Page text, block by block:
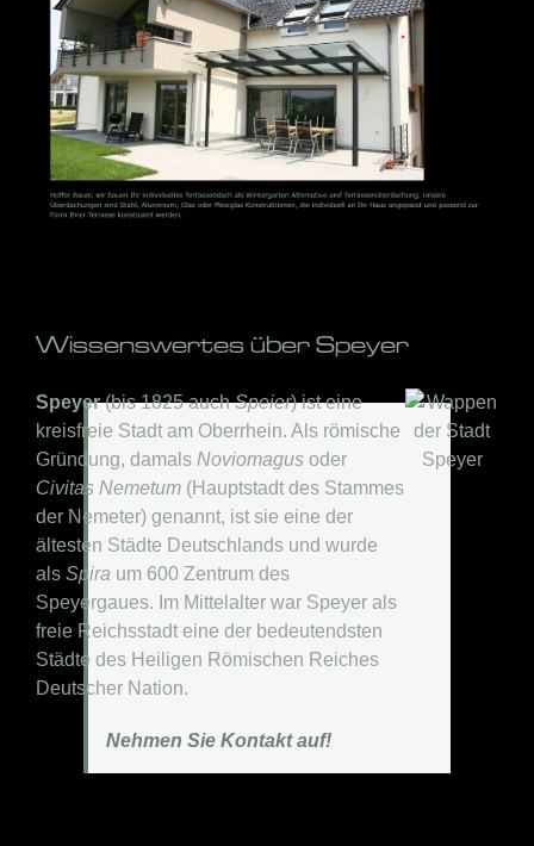
Wissenswertes über Speyer
Speyer(bis 1825 auchSpeier) ist eine
kreisfreie Stadt am Oberrhein. Als römische
Gründung, damals Noviomagus oder
Civitas Nemetum (Hauptstadt des Stammes
der Nemeter) genannt, ist sie eine der
ältesten Städte Deutschlands und wurde
als Spira um 600 Zentrum des
Speyergaues. Im Mittelalter war Speyer als
freie Reichsstadt eine der bedeutendsten
Städte des Heiligen Römischen Reiches
Deutscher Nation.
Nehmen Sie Kontakt auf!